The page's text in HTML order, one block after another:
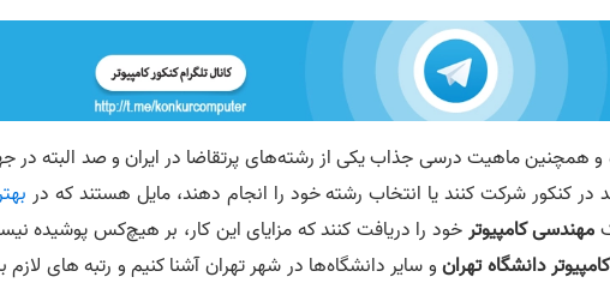
و همچنین ماهیت درسی جذاب یکی از رشته‌های پرتقاضا در ایران و صد البته در
کنکور شرکت کنند یا انتخاب رشته خود را انجام دهند، مایل هستند که در
مهندسی کامپیوترخود را دریافت کنند که مزایای این کار، بر هیچ‌‌کس پوشیده
دانشگاه تهرانو سایر دانشگاه‌ها در شهر تهران آشنا کنیم و رتبه های لازم